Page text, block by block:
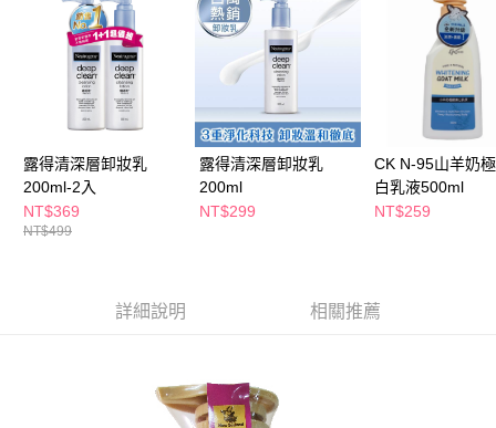
後付繳納相關費用。
※ 交易是否成功請以「AFTEE先享後付 」之結帳頁面顯示為準，若有關於
是否繳費成功／繳費後需取消欲退款等相關疑問，請聯繫「AFTEE先享後付
客戶支援中心」https://netprotections.freshdesk.com/support/home
【注意事項】
１．透過由恩沛科技股份有限公司提供之「AFTEE先享後付」服務完成之交
易，需依本服務之必要範圍內提供個人資料，並將交易相關給付款項請求債
權轉讓予恩沛科技股份有限公司。
２．關於個人資料處理事宜，請瀏覽以下網址：
https://aftee.tw/terms/#terms3
３．未成年的使用者請事先徵得法定代理人或監護人之同意方可使用
時審查核予不同之上限額度；若仍有額度不足之情形，本公司將視審查結果
請求用戶進行身份認證。
付款後萊爾富取貨
每筆NT$65，滿NT$490(含以上)免運費
7-11取貨付款
每筆NT$65，滿NT$490(含以上)免運費
付款後7-11取貨
每筆NT$65，滿NT$490(含以上)免運費
宅配(本島)
付款後寶雅門市自取(由倉庫統一出貨)
露得清深層卸妝乳
200ml-2入
NT$369
NT$499
露得清深層卸妝乳
200ml
NT$299
CK N-95山羊奶
白乳液500ml
NT$259
詳細說明 相關推薦